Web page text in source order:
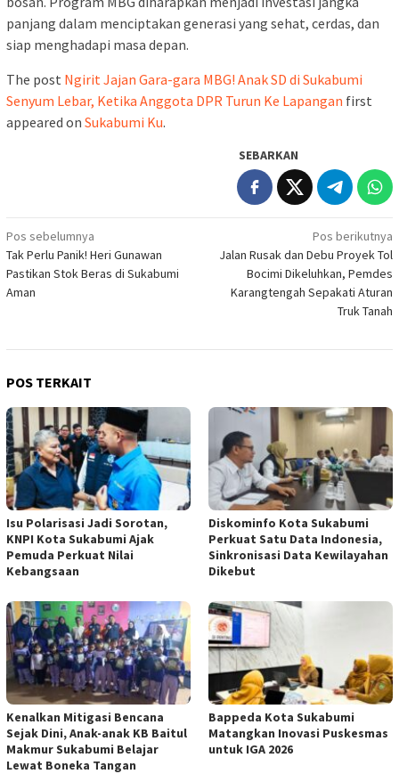
panjang dalam menciptakan generasi yang sehat, cerdas, dan
siap menghadapi masa depan.
The post Ngirit Jajan Gara-gara MBG! Anak SD di Sukabumi
Senyum Lebar, Ketika Anggota DPR Turun Ke Lapangan first
appeared on Sukabumi Ku.
SEBARKAN
Navigasi
pos
Pos sebelumnya
Tak Perlu Panik! Heri Gunawan
Pastikan Stok Beras di Sukabumi
Aman
Pos berikutnya
Jalan Rusak dan Debu Proyek Tol
Bocimi Dikeluhkan, Pemdes
Karangtengah Sepakati Aturan
Truk Tanah
POS TERKAIT
Isu Polarisasi Jadi Sorotan,
KNPI Kota Sukabumi Ajak
Pemuda Perkuat Nilai
Kebangsaan
Diskominfo Kota Sukabumi
Perkuat Satu Data Indonesia,
Sinkronisasi Data Kewilayahan
Dikebut
Kenalkan Mitigasi Bencana
Sejak Dini, Anak-anak KB Baitul
Makmur Sukabumi Belajar
Lewat Boneka Tangan
Bappeda Kota Sukabumi
Matangkan Inovasi Puskesmas
untuk IGA 2026